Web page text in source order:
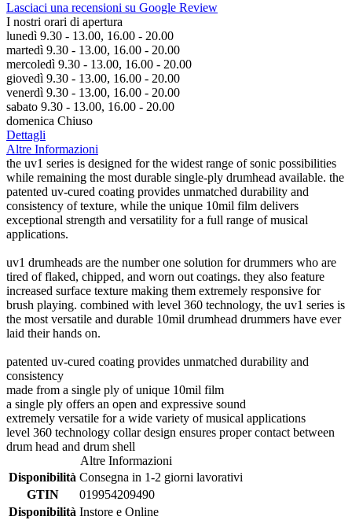
Lasciaci una recensioni su Google Review
I nostri orari di apertura
lunedì 9.30 - 13.00, 16.00 - 20.00
martedì 9.30 - 13.00, 16.00 - 20.00
mercoledì 9.30 - 13.00, 16.00 - 20.00
giovedì 9.30 - 13.00, 16.00 - 20.00
venerdì 9.30 - 13.00, 16.00 - 20.00
sabato 9.30 - 13.00, 16.00 - 20.00
domenica Chiuso
Dettagli
Altre Informazioni
the uv1 series is designed for the widest range of sonic possibilities
while remaining the most durable single-ply drumhead available. the
patented uv-cured coating provides unmatched durability and
consistency of texture, while the unique 10mil film delivers
exceptional strength and versatility for a full range of musical
applications.
uv1 drumheads are the number one solution for drummers who are
tired of flaked, chipped, and worn out coatings. they also feature
increased surface texture making them extremely responsive for
brush playing. combined with level 360 technology, the uv1 series is
the most versatile and durable 10mil drumhead drummers have ever
laid their hands on.
patented uv-cured coating provides unmatched durability and
consistency
made from a single ply of unique 10mil film
a single ply offers an open and expressive sound
extremely versatile for a wide variety of musical applications
level 360 technology collar design ensures proper contact between
drum head and drum shell
Altre Informazioni
Disponibilità Consegna in 1-2 giorni lavorativi
GTIN
019954209490
Disponibilità Instore e Online